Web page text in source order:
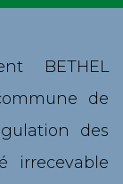
BETHEL
de
des
irrecevable